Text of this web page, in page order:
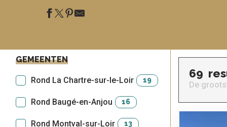
sites
Alle
GEMEENTEN
Rond La Chartre-sur-le-Loir 19
Rond Baugé-en-Anjou 16
Rond Montval-sur-Loir 13
69
De